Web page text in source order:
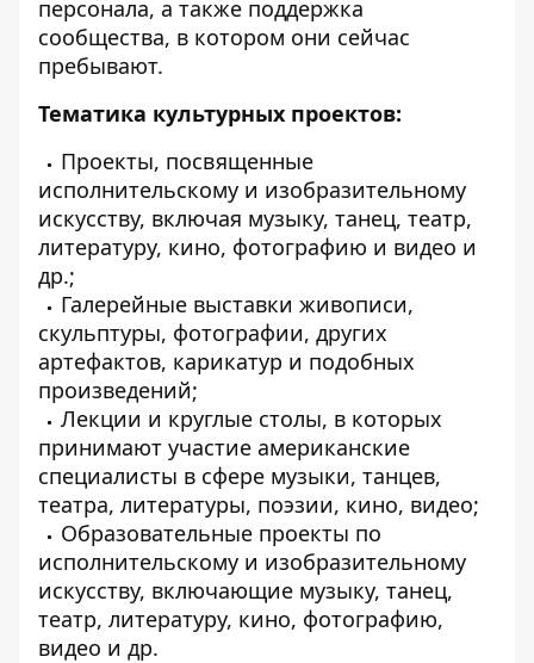
персонала, а также поддержка
сообщества, в котором они сейчас
пребывают.
Тематика культурных проектов:
Проекты, посвященные
исполнительскому и изобразительному
искусству, включая музыку, танец, театр,
литературу, кино, фотографию и видео и
др.;
Галерейные выставки живописи,
скульптуры, фотографии, других
артефактов, карикатур и подобных
произведений;
Лекции и круглые столы, в которых
принимают участие американские
специалисты в сфере музыки, танцев,
театра, литературы, поэзии, кино, видео;
Образовательные проекты по
исполнительскому и изобразительному
искусству, включающие музыку, танец,
театр, литературу, кино, фотографию,
видео и др.